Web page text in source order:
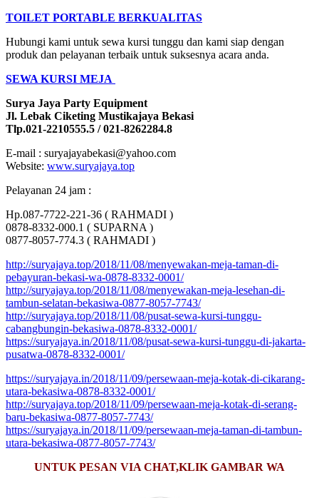
TOILET PORTABLE BERKUALITAS
Hubungi kami untuk sewa kursi tunggu dan kami siap dengan
produk dan pelayanan terbaik untuk suksesnya acara anda.
SEWA KURSI MEJA
Surya Jaya Party Equipment
Jl. Lebak Ciketing Mustikajaya Bekasi
Tlp.021-2210555.5 / 021-8262284.8
E-mail : suryajayabekasi@yahoo.com
Website: www.suryajaya.top
Pelayanan 24 jam :
Hp.087-7722-221-36 ( RAHMADI )
0878-8332-000.1 ( SUPARNA )
0877-8057-774.3 ( RAHMADI )
http://suryajaya.top/2018/11/08/menyewakan-meja-taman-di-
pebayuran-bekasi-wa-0878-8332-0001/
http://suryajaya.top/2018/11/08/menyewakan-meja-lesehan-di-
tambun-selatan-bekasiwa-0877-8057-7743/
http://suryajaya.top/2018/11/08/pusat-sewa-kursi-tunggu-
cabangbungin-bekasiwa-0878-8332-0001/
https://suryajaya.in/2018/11/08/pusat-sewa-kursi-tunggu-di-jakarta-
pusatwa-0878-8332-0001/
https://suryajaya.in/2018/11/09/persewaan-meja-kotak-di-cikarang-
utara-bekasiwa-0878-8332-0001/
http://suryajaya.top/2018/11/09/persewaan-meja-kotak-di-serang-
baru-bekasiwa-0877-8057-7743/
https://suryajaya.in/2018/11/09/persewaan-meja-taman-di-tambun-
utara-bekasiwa-0877-8057-7743/
UNTUK PESAN VIA CHAT,KLIK GAMBAR WA